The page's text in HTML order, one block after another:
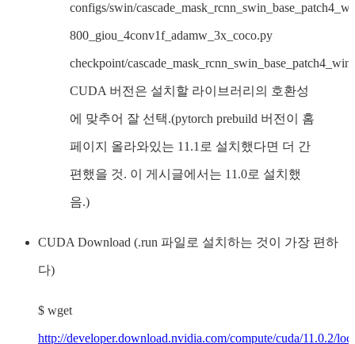
configs/swin/
800_giou_4conv1f_adamw_3x_coco.py
checkpoint/
CUDA 버전은 설치할 라이브러리의 호환성
에 맞추어 잘 선택.(pytorch prebuild 버전이 홈
페이지 올라와있는 11.1로 설치했다면 더 간
편했을 것. 이 게시글에서는 11.0로 설치했
음.)
CUDA Download (.run 파일로 설치하는 것이 가장 편하
다)
$ wget
http://developer.download.nvidia.com/compute/cuda/11.0.2/